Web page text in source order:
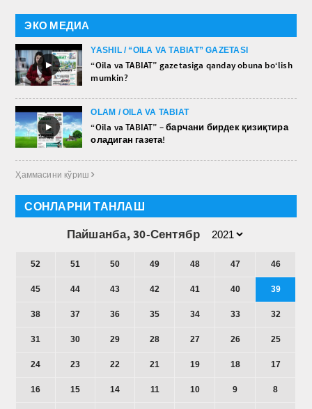
ЭКО МЕДИА
►
YASHIL / “OILA VA TABIAT” GAZETASI
“Oila va TABIAT” gazetasiga qanday obuna bo‘lish
mumkin?
►
OLAM / OILA VA TABIAT
“Oila va TABIAT” – барчани бирдек қизиқтира
оладиган газета!
Ҳаммасини кўриш 
СОНЛАРНИ ТАНЛАШ
Пайшанба, 30-Сентябр
52 51 50 49 48 47 46
45 44 43 42 41 40 39
38 37 36 35 34 33 32
31 30 29 28 27 26 25
24 23 22 21 19 18 17
16 15 14 11 10 9 8